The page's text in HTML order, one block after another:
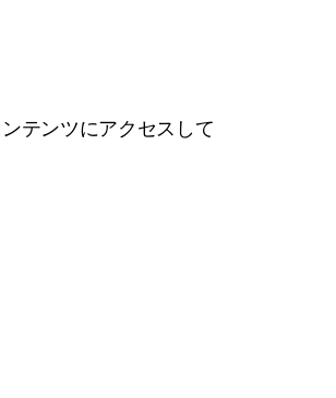
テンツにアクセスして